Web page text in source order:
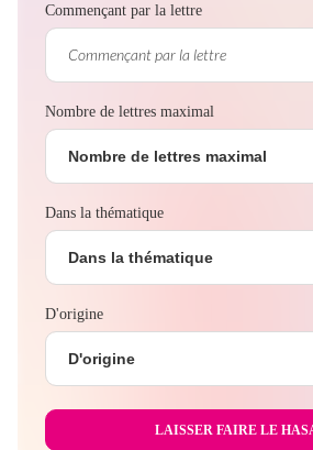
Commençant par la lettre
Nombre de lettres maximal
Nombre de lettres maximal
Dans la thématique
Dans la thématique
D'origine
D'origine